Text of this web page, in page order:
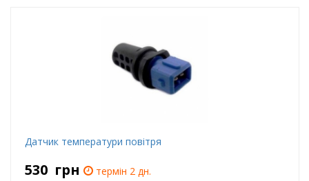
Датчик температури повітря
530 грн
термін 2 дн.